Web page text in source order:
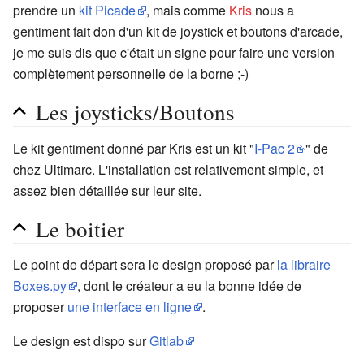
prendre un kit Picade , mais comme Kris nous a
gentiment fait don d'un kit de joystick et boutons d'arcade,
je me suis dis que c'était un signe pour faire une version
complètement personnelle de la borne ;-)
Les joysticks/Boutons
Le kit gentiment donné par Kris est un kit "I-Pac 2 " de
chez Ultimarc. L'installation est relativement simple, et
assez bien détaillée sur leur site.
Le boitier
Le point de départ sera le design proposé parla libraire
Boxes.py
, dont le créateur a eu la bonne idée de
proposerune interface en ligne
.
Le design est dispo surGitlab